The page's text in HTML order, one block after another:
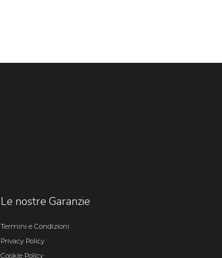
Le nostre Garanzie
Termini e Condizioni
Privacy Policy
Cookie Policy